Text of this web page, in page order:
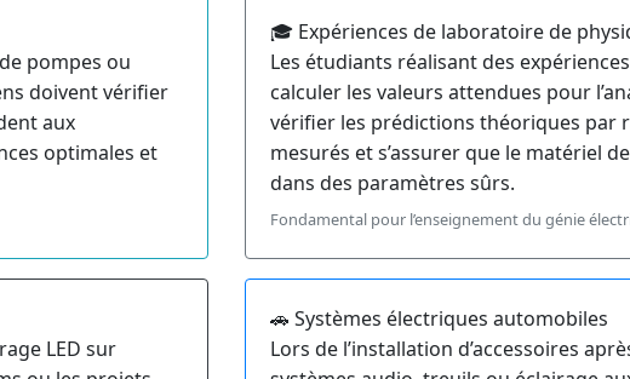
pompes ou
doivent vérifier
aux
optimales et
🎓 Expériences de laboratoire de
Les étudiants réalisant des
calculer les valeurs attendues pour
vérifier les prédictions théoriques par
mesurés et s’assurer que le matériel
dans des paramètres sûrs.
Fondamental pour l’enseignement du génie
LED sur
🚗 Systèmes électriques automobiles
Lors de l’installation d’accessoires